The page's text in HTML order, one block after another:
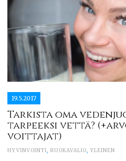
19.5.2017
Tarkista oma
tarpeeksi vettä?
voittajat)
HYVINVOINTI, RUOKAVALIO, YLEINEN